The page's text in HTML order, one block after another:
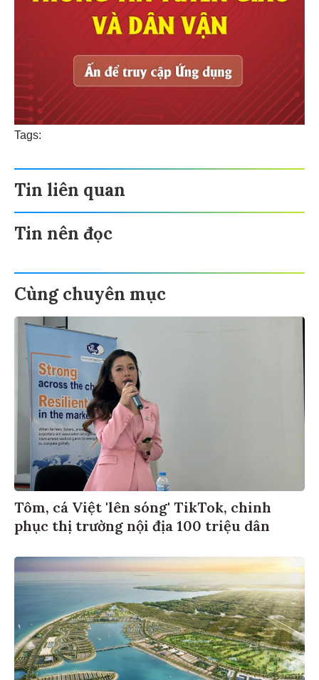
Tags:
Tin liên quan
Tin nên đọc
Cùng chuyên mục
Tôm, cá Việt 'lên sóng' TikTok, chinh
phục thị trường nội địa 100 triệu dân